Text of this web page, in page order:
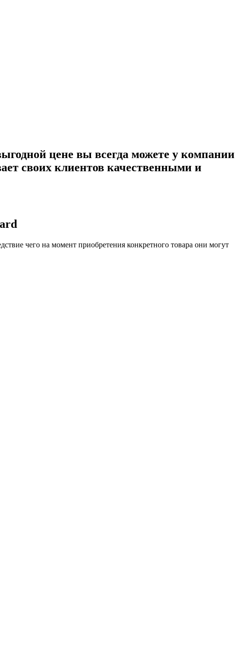
цене вы всегда можете у компании
своих клиентов качественными и
чего на момент приобретения конкретного товара они могут